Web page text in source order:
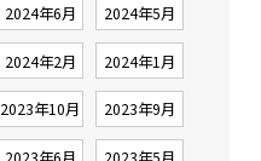
2024年6月 2024年5月
2024年2月 2024年1月
2023年10月 2023年9月
2023年6月 2023年5月